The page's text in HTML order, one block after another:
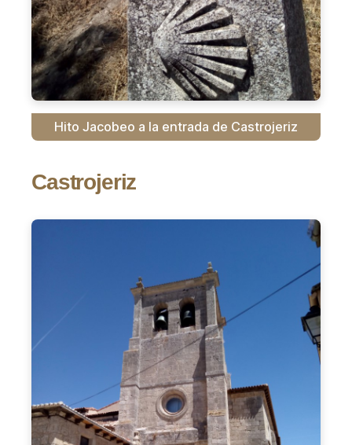
Hito Jacobeo a la entrada de Castrojeriz
Castrojeriz